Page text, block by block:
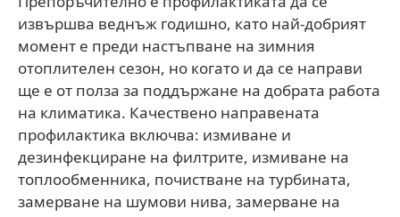
извършва веднъж годишно, като най-добрият
момент е преди настъпване на зимния
отоплителен сезон, но когато и да се направи
ще е от полза за поддържане на добрата работа
на климатика. Качествено направената
профилактика включва: измиване и
дезинфекциране на филтрите, измиване на
топлообменника, почистване на турбината,
замерване на шумови нива, замерване на